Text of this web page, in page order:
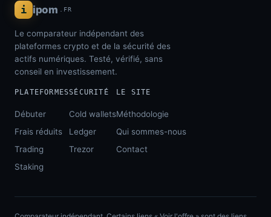
i ipom .FR
Le comparateur indépendant des
plateformes crypto et de la sécurité des
actifs numériques. Testé, vérifié, sans
conseil en investissement.
PLATEFORMES
Débuter
Frais réduits
Trading
Staking
SÉCURITÉ
Cold wallets
Ledger
Trezor
LE SITE
Méthodologie
Qui sommes-nous
Contact